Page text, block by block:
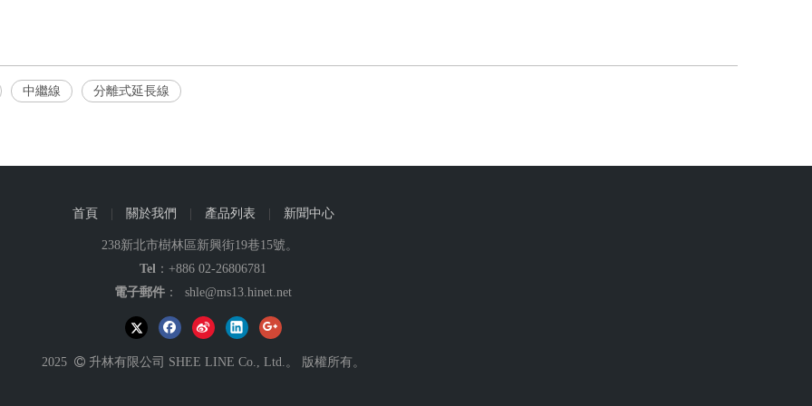
中繼線 分離式延長線
首頁 關於我們 產品列表 新聞中心
238新北市樹林區新興街19巷15號。
Tel ：+886 02-26806781
電子郵件 ： shle@ms13.hinet.net
2025 升林有限公司 SHEE LINE Co., Ltd.。 版權所有。